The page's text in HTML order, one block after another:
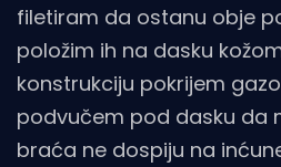
filetiram da ostanu obje
položim ih na dasku
konstrukciju pokrijem
podvučem pod dasku da
braća ne dospiju na